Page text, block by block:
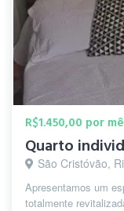
R$1.450,00 por
Quarto
São Cristóvão,
Apresentamos um
totalmente